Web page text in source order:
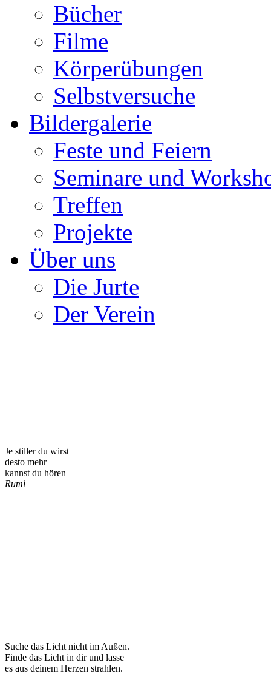
Bücher
Filme
Körperübungen
Selbstversuche
Bildergalerie
Feste und Feiern
Seminare und
Treffen
Projekte
Über uns
Die Jurte
Der Verein
Je stiller du wirst
desto mehr
kannst du hören
Rumi
Suche das Licht nicht im Außen.
Finde das Licht in dir und lasse
es aus deinem Herzen strahlen.